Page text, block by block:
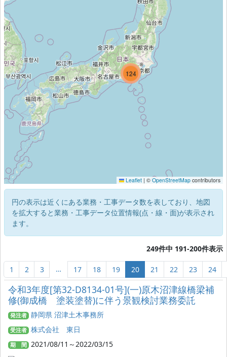
3
124
237
Leaflet | © OpenStreetMap contributors
円の表示は近くにある業務・工事データ数を表しており、地図
を拡大すると業務・工事データ位置情報(点・線・面)が表示され
ます。
249件中 191-200件表示
1 2 3 … 17 18 19 20 21 22 23 24
令和3年度[第32-D8134-01号](一)原木沼津線橋梁補
修(御成橋 塗装塗替)に伴う景観検討業務委託
発注者 静岡県 沼津土木事務所
受注者 株式会社 東日
期 間 2021/08/11～2022/03/15